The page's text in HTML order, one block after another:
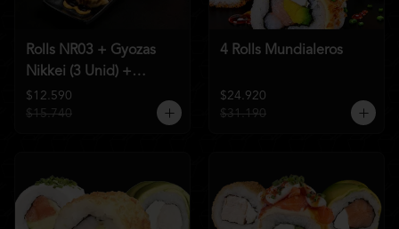
Rolls NR03 + Gyozas
Nikkei (3 Unid) +
Bebida a elección
$12.590
$15.740
4 Rolls Mundialeros
$24.920
$31.190